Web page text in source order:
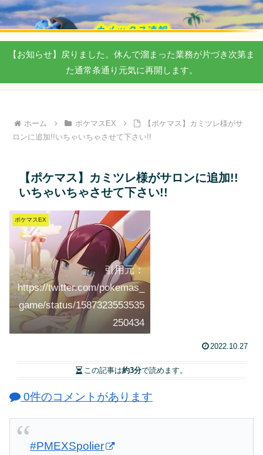
【お知らせ】戻りました。休んで溜まった業務が片づき次第ま
た通常条通り元気に再開します。
ホーム ポケマスEX
【ポケマス】カミツレ様がサ
ロンに追加!!いちゃいちゃさせて下さい!!
【ポケマス】カミツレ様がサロンに追加!!
いちゃいちゃさせて下さい!!
ポケマスEX
引用元：
https://twitter.com/pokemas_
game/status/1587323553535
250434
2022.10.27
この記事は約3分で読めます。
0件のコメントがあります
#PMEXSpolier